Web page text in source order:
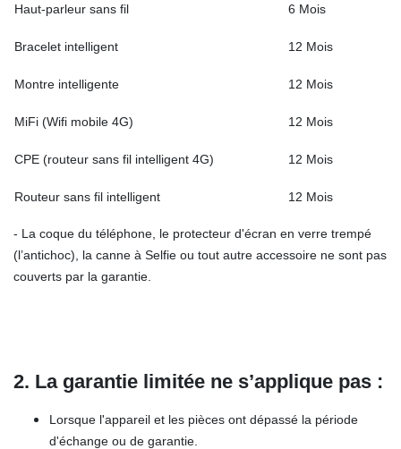
Haut-parleur sans fil 6 Mois
Bracelet intelligent 12 Mois
Montre intelligente 12 Mois
MiFi (Wifi mobile 4G) 12 Mois
CPE (routeur sans fil intelligent 4G) 12 Mois
Routeur sans fil intelligent 12 Mois
- La coque du téléphone, le protecteur d'écran en verre trempé
(l’antichoc), la canne à Selfie ou tout autre accessoire ne sont pas
couverts par la garantie.
2. La garantie limitée ne s’applique pas :
Lorsque l'appareil et les pièces ont dépassé la période
d'échange ou de garantie.